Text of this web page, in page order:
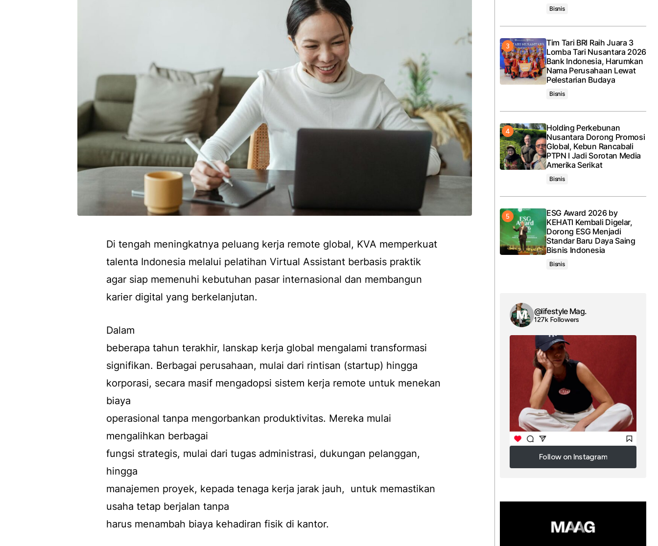
Di tengah meningkatnya peluang kerja remote global, KVA memperkuat
talenta Indonesia melalui pelatihan Virtual Assistant berbasis praktik
agar siap memenuhi kebutuhan pasar internasional dan membangun
karier digital yang berkelanjutan.
Dalam
beberapa tahun terakhir, lanskap kerja global mengalami transformasi
signifikan. Berbagai perusahaan, mulai dari rintisan (startup) hingga
korporasi, secara masif mengadopsi sistem kerja remote untuk menekan
biaya
operasional tanpa mengorbankan produktivitas. Mereka mulai
mengalihkan berbagai
fungsi strategis, mulai dari tugas administrasi, dukungan pelanggan,
hingga
manajemen proyek, kepada tenaga kerja jarak jauh, untuk memastikan
usaha tetap berjalan tanpa
harus menambah biaya kehadiran fisik di kantor.
Bisnis
Tim Tari BRI Raih Juara 3
Lomba Tari Nusantara 2026
Bank Indonesia, Harumkan
Nama Perusahaan Lewat
Pelestarian Budaya
Bisnis
Holding Perkebunan
Nusantara Dorong Promosi
Global, Kebun Rancabali
PTPN I Jadi Sorotan Media
Amerika Serikat
Bisnis
ESG Award 2026 by
KEHATI Kembali Digelar,
Dorong ESG Menjadi
Standar Baru Daya Saing
Bisnis Indonesia
Bisnis
@lifestyle Mag.
127k Followers
Follow on Instagram
Follow on Instagram